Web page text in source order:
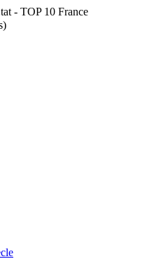
- TOP 10 France